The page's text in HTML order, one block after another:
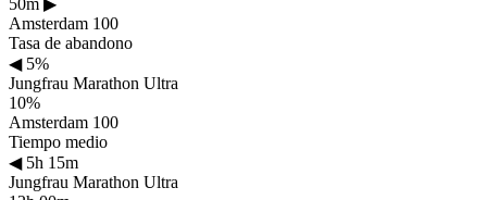
Amsterdam 100
Tasa de abandono
◀5%
Jungfrau Marathon Ultra
10%
Amsterdam 100
Tiempo medio
◀5h 15m
Jungfrau Marathon Ultra